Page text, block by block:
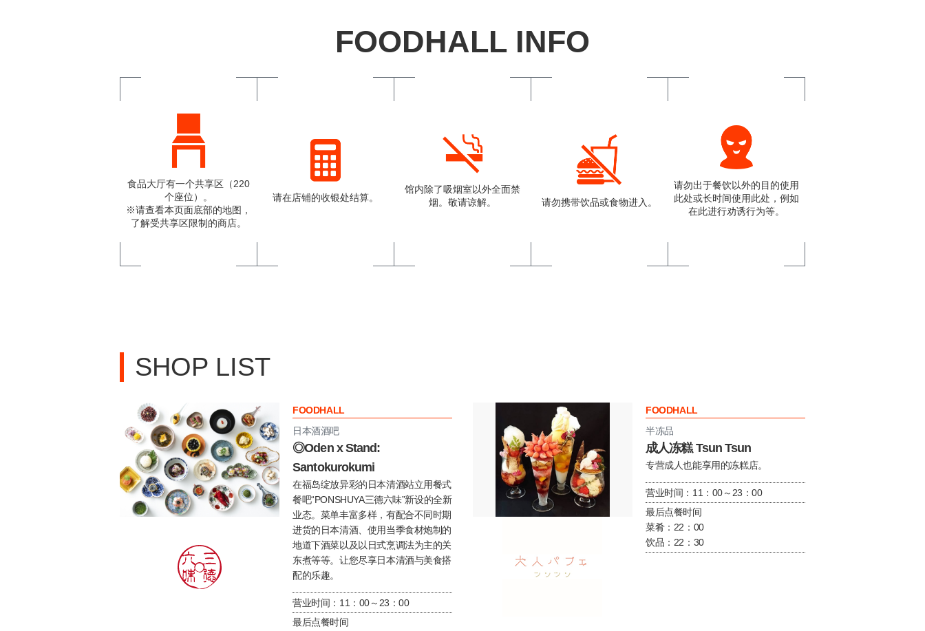
FOODHALL INFO
食品大厅有一个共享区（220
个座位）。
※请查看本页面底部的地图，
了解受共享区限制的商店。
请在店铺的收银处结算。
馆内除了吸烟室以外全面禁
烟。敬请谅解。
请勿携带饮品或食物进入。
请勿出于餐饮以外的目的使用
此处或长时间使用此处，例如
在此进行劝诱行为等。
SHOP LIST
FOODHALL
日本酒酒吧
◎Oden x Stand:
Santokurokumi
在福岛绽放异彩的日本清酒站立用餐式
餐吧“PONSHUYA三德六味”新设的全新
业态。菜单丰富多样，有配合不同时期
进货的日本清酒、使用当季食材炮制的
地道下酒菜以及以日式烹调法为主的关
东煮等等。让您尽享日本清酒与美食搭
配的乐趣。
营业时间：11：00～23：00
最后点餐时间
FOODHALL
半冻品
成人冻糕 Tsun Tsun
专营成人也能享用的冻糕店。
营业时间：11：00～23：00
最后点餐时间
菜肴：22：00
饮品：22：30